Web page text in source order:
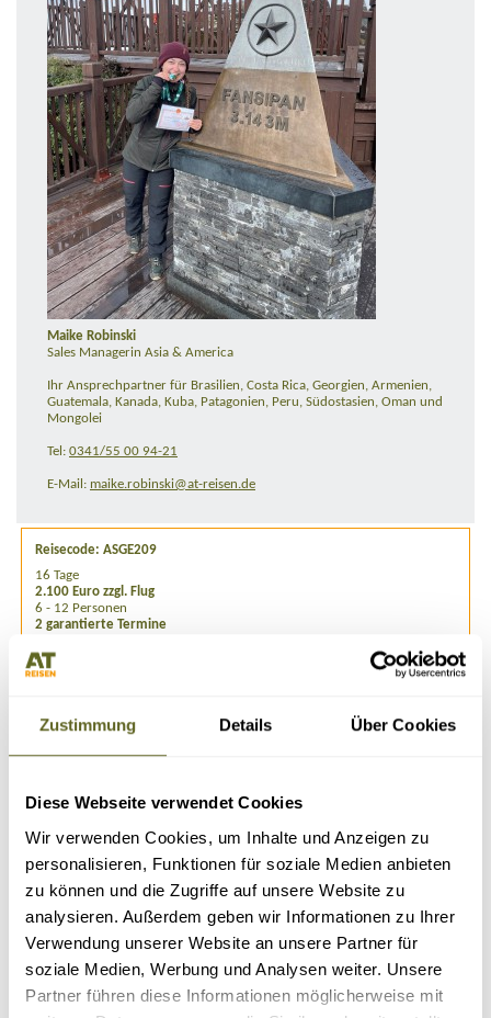
Zustimmung Details Über Cookies
Diese Webseite verwendet Cookies
Wir verwenden Cookies, um Inhalte und Anzeigen zu
personalisieren, Funktionen für soziale Medien anbieten
zu können und die Zugriffe auf unsere Website zu
analysieren. Außerdem geben wir Informationen zu Ihrer
Verwendung unserer Website an unsere Partner für
soziale Medien, Werbung und Analysen weiter. Unsere
Partner führen diese Informationen möglicherweise mit
Maike Robinski
Sales Managerin Asia & America
Ihr Ansprechpartner für Brasilien, Costa Rica, Georgien, Armenien,
Guatemala, Kanada, Kuba, Patagonien, Peru, Südostasien, Oman und
Mongolei
Tel: 0341/55 00 94-21
E-Mail: maike.robinski@at-reisen.de
Reisecode: ASGE209
16 Tage
2.100 Euro zzgl. Flug
6 - 12 Personen
2 garantierte Termine
ÄHNLICHE REISEN, VERLÄNGERUNGEN &
ZUSATZPROGRAMME